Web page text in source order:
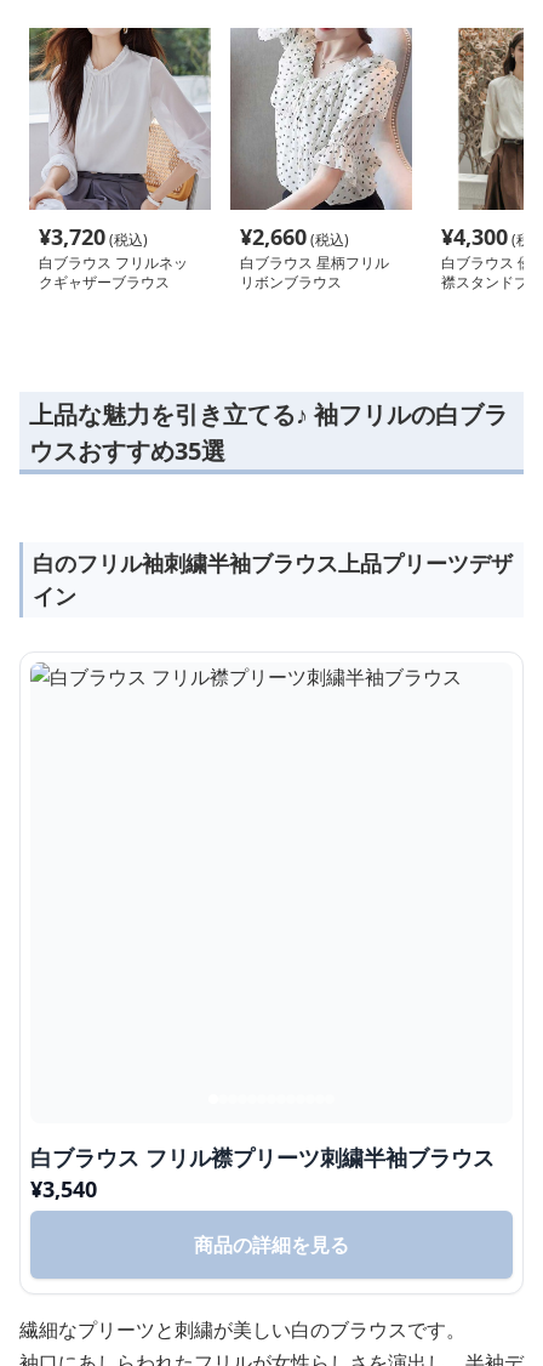
¥3,720(税込)
白ブラウス フリルネッ
クギャザーブラウス
¥2,660(税込)
白ブラウス 星柄フリル
リボンブラウス
¥4,300(税
白ブラウス 優
襟スタンドブ
上品な魅力を引き立てる♪ 袖フリルの白ブラ
ウスおすすめ35選
白のフリル袖刺繍半袖ブラウス上品プリーツデザ
イン
白ブラウス フリル襟プリーツ刺繍半袖ブラウス
¥3,540
商品の詳細を見る
繊細なプリーツと刺繍が美しい白のブラウスです。